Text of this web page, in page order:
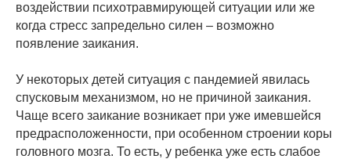
воздействии психотравмирующей ситуации или же
когда стресс запредельно силен – возможно
появление заикания.
У некоторых детей ситуация с пандемией явилась
спусковым механизмом, но не причиной заикания.
Чаще всего заикание возникает при уже имевшейся
предрасположенности, при особенном строении коры
головного мозга. То есть, у ребенка уже есть слабое